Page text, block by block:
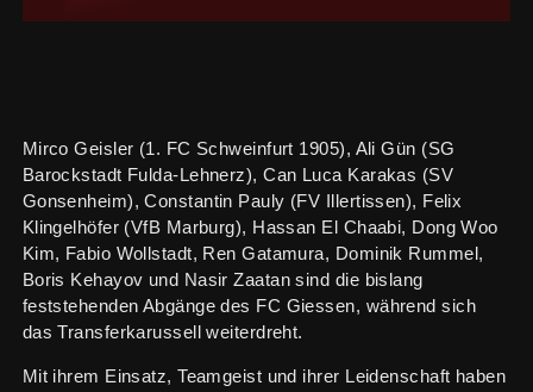
Mirco Geisler (1. FC Schweinfurt 1905), Ali Gün (SG
Barockstadt Fulda-Lehnerz), Can Luca Karakas (SV
Gonsenheim), Constantin Pauly (FV Illertissen), Felix
Klingelhöfer (VfB Marburg), Hassan El Chaabi, Dong Woo
Kim, Fabio Wollstadt, Ren Gatamura, Dominik Rummel,
Boris Kehayov und Nasir Zaatan sind die bislang
feststehenden Abgänge des FC Giessen, während sich
das Transferkarussell weiterdreht.
Mit ihrem Einsatz, Teamgeist und ihrer Leidenschaft haben